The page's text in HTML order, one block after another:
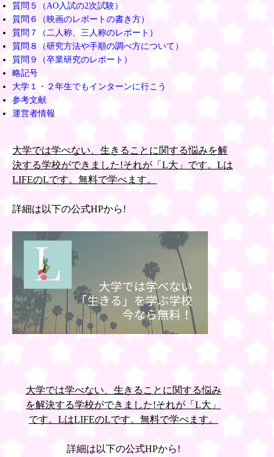
質問５（AO入試の2次試験）
質問６（映画のレポートの書き方）
質問７（二人称、三人称のレポート）
質問８（研究方法や手順の調べ方について）
質問９（卒業研究のレポート）
略記号
大学１・２年生でもインターンに行こう
参考文献
運営者情報
大学では学べない、生きることに関する悩みを解
決する学校ができました!それが「L大」です。Lは
LIFEのLです。無料で学べます。
詳細は以下の公式HPから!
大学では学べない、生きることに関する悩み
を解決する学校ができました!それが「L大」
です。LはLIFEのLです。無料で学べます。
詳細は以下の公式HPから!